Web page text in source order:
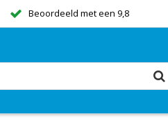
Beoordeeld met een 9,8